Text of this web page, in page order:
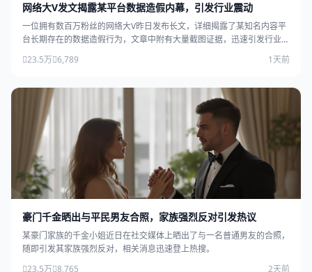
网络大V发文揭露某平台数据造假内幕，引发行业震动
一位拥有数百万粉丝的网络大V昨日发布长文，详细揭露了某知名内容平
台长期存在的数据造假行为，文章中附有大量截图证据，迅速引发行业广
23.5万 6,789 1天前
豪门千金晒出与平民男友合照，家族强烈反对引发热议
某豪门家族的千金小姐近日在社交媒体上晒出了与一名普通男友的合照，
随即引发其家族强烈反对，相关消息迅速登上热搜。
23.5万 8,765 2天前